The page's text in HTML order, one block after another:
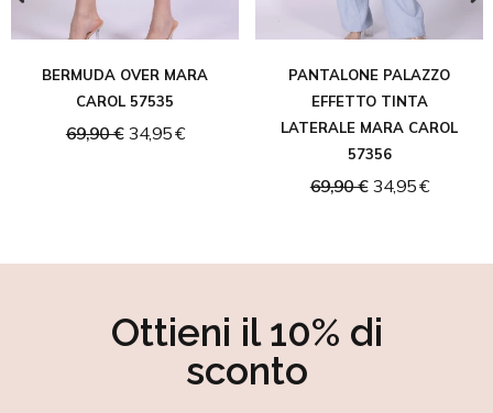
BERMUDA OVER MARA
CAROL 57535
69,90 € 34,95 €
PANTALONE PALAZZO
EFFETTO TINTA
LATERALE MARA CAROL
57356
69,90 € 34,95 €
Ottieni il 10% di
sconto